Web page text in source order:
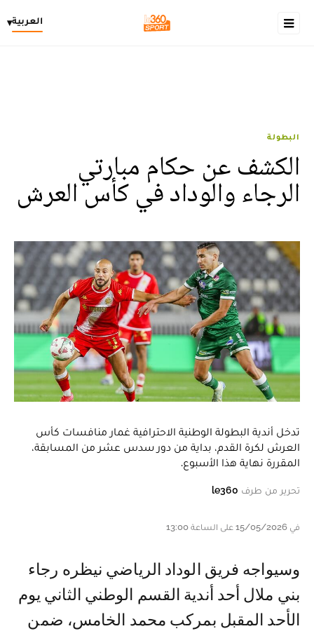
العربية▾
البطولة
الكشف عن حكام مبارتي
الرجاء والوداد في كأس العرش
تدخل أندية البطولة الوطنية الاحترافية غمار منافسات كأس
العرش لكرة القدم، بداية من دور سدس عشر من المسابقة،
المقررة نهاية هذا الأسبوع.
تحرير من طرف le360
في 15/05/2026 على الساعة 13:00
وسيواجه فريق الوداد الرياضي نيظره رجاء
بني ملال أحد أندية القسم الوطني الثاني يوم
الأحد المقبل بمركب محمد الخامس، ضمن